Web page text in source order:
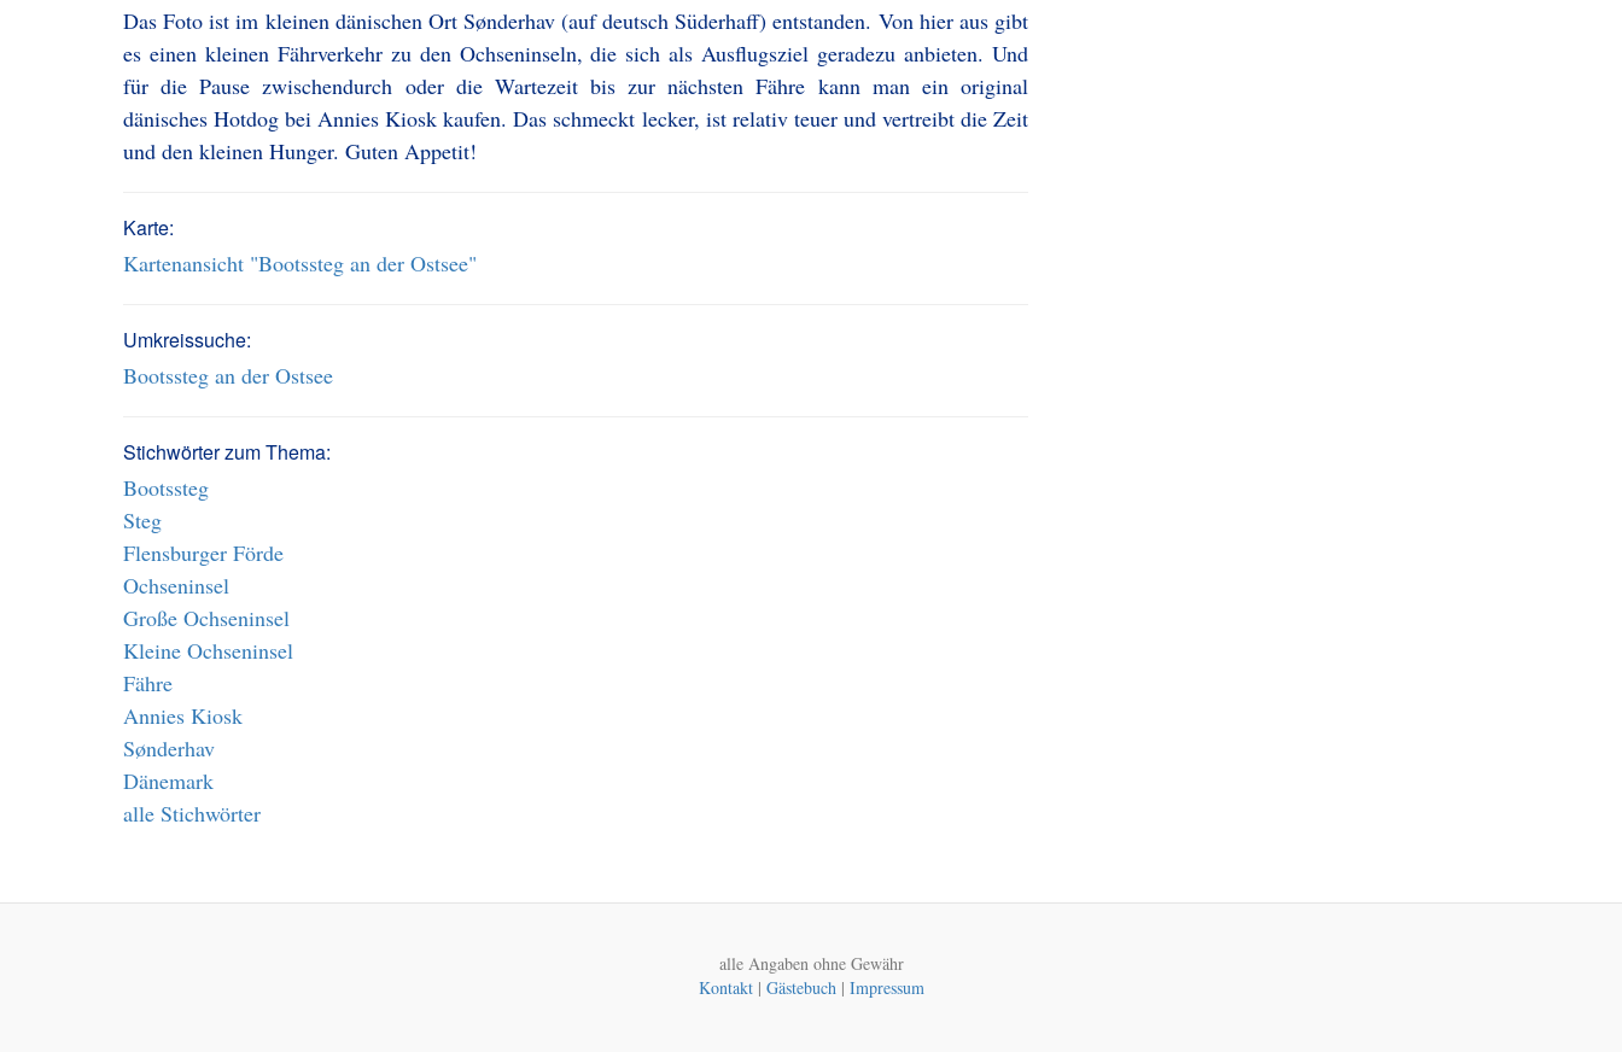
Das Foto ist im kleinen dänischen Ort Sønderhav (auf deutsch Süderhaff) entstanden. Von hier aus gibt
es einen kleinen Fährverkehr zu den Ochseninseln, die sich als Ausflugsziel geradezu anbieten. Und
für die Pause zwischendurch oder die Wartezeit bis zur nächsten Fähre kann man ein original
dänisches Hotdog bei Annies Kiosk kaufen. Das schmeckt lecker, ist relativ teuer und vertreibt die Zeit
und den kleinen Hunger. Guten Appetit!
Karte:
Kartenansicht "Bootssteg an der Ostsee"
Umkreissuche:
Bootssteg an der Ostsee
Stichwörter zum Thema:
Bootssteg
Steg
Flensburger Förde
Ochseninsel
Große Ochseninsel
Kleine Ochseninsel
Fähre
Annies Kiosk
Sønderhav
Dänemark
alle Stichwörter
alle Angaben ohne Gewähr
Kontakt| Gästebuch| Impressum